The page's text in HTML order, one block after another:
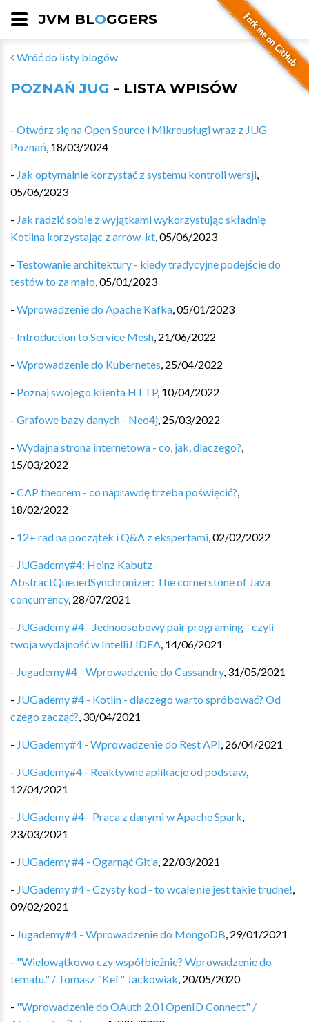
JVM BLOGGERS
Wróć do listy blogów
POZNAŃ JUG - LISTA WPISÓW
- Otwórz się na Open Source i Mikrousługi wraz z JUG
Poznań, 18/03/2024
- Jak optymalnie korzystać z systemu kontroli wersji,
05/06/2023
- Jak radzić sobie z wyjątkami wykorzystując składnię
Kotlina korzystając z arrow-kt,05/06/2023
- Testowanie architektury - kiedy tradycyjne podejście do
testów to za mało,05/01/2023
- Wprowadzenie do Apache Kafka,05/01/2023
- Introduction to Service Mesh, 21/06/2022
- Wprowadzenie do Kubernetes, 25/04/2022
- Poznaj swojego klienta HTTP, 10/04/2022
- Grafowe bazy danych - Neo4j, 25/03/2022
- Wydajna strona internetowa - co, jak, dlaczego?,
15/03/2022
- CAP theorem - co naprawdę trzeba poświęcić?,
18/02/2022
- 12+ rad na początek i Q&A z ekspertami,02/02/2022
- JUGademy#4: Heinz Kabutz -
AbstractQueuedSynchronizer: The cornerstone of Java
concurrency, 28/07/2021
- JUGademy #4 - Jednoosobowy pair programing - czyli
twoja wydajność w IntelliJ IDEA, 14/06/2021
- Jugademy#4 - Wprowadzenie do Cassandry, 31/05/2021
- JUGademy #4 - Kotlin - dlaczego warto spróbować? Od
czego zacząć?, 30/04/2021
- JUGademy#4 - Wprowadzenie do Rest API, 26/04/2021
- JUGademy#4 - Reaktywne aplikacje od podstaw,
12/04/2021
- JUGademy #4 - Praca z danymi w Apache Spark,
23/03/2021
- JUGademy #4 - Ogarnąć Git'a, 22/03/2021
- JUGademy #4 - Czysty kod - to wcale nie jest takie trudne!,
09/02/2021
- Jugademy#4 - Wprowadzenie do MongoDB, 29/01/2021
- "Wielowątkowo czy współbieżnie? Wprowadzenie do
tematu." / Tomasz "Kef" Jackowiak, 20/05/2020
- "Wprowadzenie do OAuth 2.0 i OpenID Connect" /